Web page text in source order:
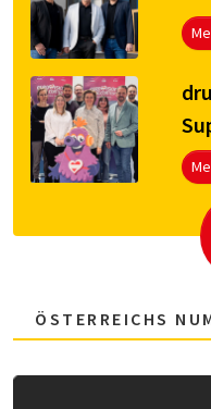
ÖSTERREICHS